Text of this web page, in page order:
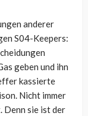
anderer
S04-Keepers:
geben und ihn
kassierte
Nicht immer
Denn sie ist der